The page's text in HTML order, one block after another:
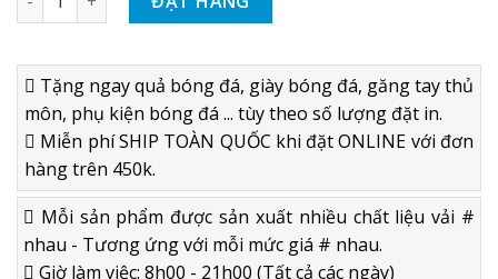
Tặng ngay quả bóng đá, giày bóng đá, găng tay thủ
môn, phụ kiện bóng đá ... tùy theo số lượng đặt in.
Miễn phí SHIP TOÀN QUỐC khi đặt ONLINE với đơn
hàng trên 450k.
Mỗi sản phẩm được sản xuất nhiều chất liệu vải #
nhau - Tương ứng với mỗi mức giá # nhau.
Giờ làm việc: 8h00 - 21h00 (Tất cả các ngày)